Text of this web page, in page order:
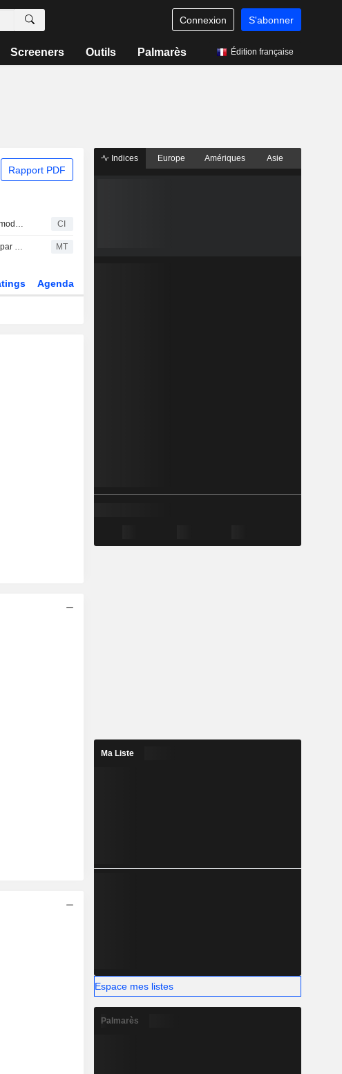
Connexion S'abonner
Screeners Outils Palmarès Édition française
Rapport PDF
Elevance Health renforce son modèle de soins oncologiques connectés pour accompagner les patients tout au long de leur parcours de santé CI
Elevance Health sélectionnée par Smart Insider après des achats de titres par la PDG et le président MT
Agenda
Indices Europe Amériques Asie
Ma Liste
Espace mes listes
Palmarès